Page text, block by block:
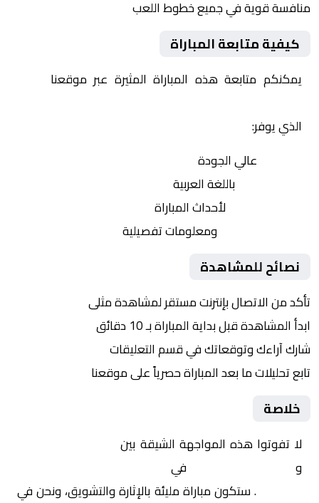
منافسة قوية في جميع خطوط اللعب
كيفية متابعة المباراة
يمكنكم متابعة هذه المباراة المثيرة عبر موقعنا
الذي يوفر:
عالي الجودة
باللغة العربية
لأحداث المباراة
ومعلومات تفصيلية
نصائح للمشاهدة
تأكد من الاتصال بإنترنت مستقر لمشاهدة مثلى
ابدأ المشاهدة قبل بداية المباراة بـ 10 دقائق
شارك آراءك وتوقعاتك في قسم التعليقات
تابع تحليلات ما بعد المباراة حصرياً على موقعنا
خلاصة
لا تفوتوا هذه المواجهة الشيقة بين
ونابولي – سيدات في
. ستكون مباراة مليئة بالإثارة والتشويق، ونحن في